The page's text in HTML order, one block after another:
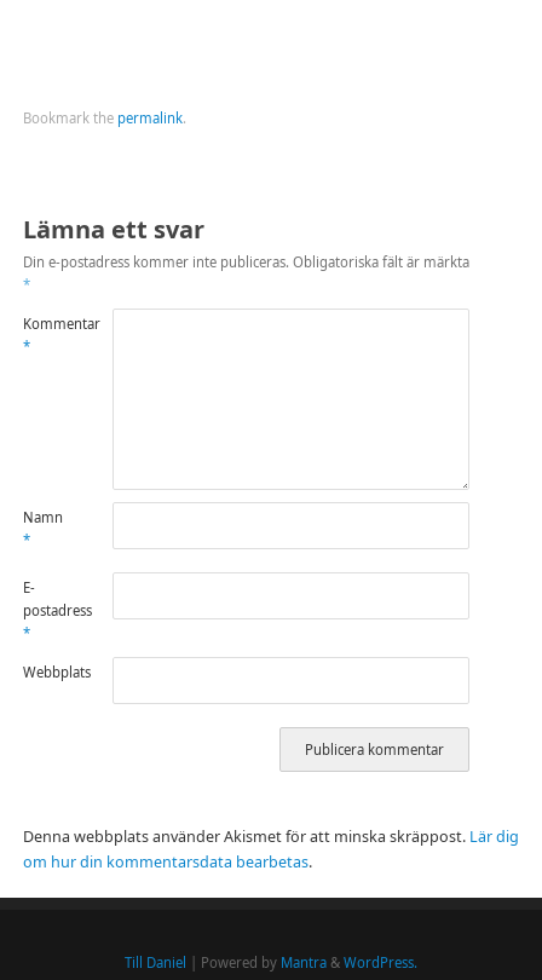
Bookmark the permalink.
Lämna ett svar
Din e-postadress kommer inte publiceras. Obligatoriska fält är märkta
*
Kommentar
*
Namn
*
E-
postadress
*
Webbplats
Denna webbplats använder Akismet för att minska skräppost. Lär dig
om hur din kommentarsdata bearbetas.
Till Daniel | Powered by Mantra & WordPress.